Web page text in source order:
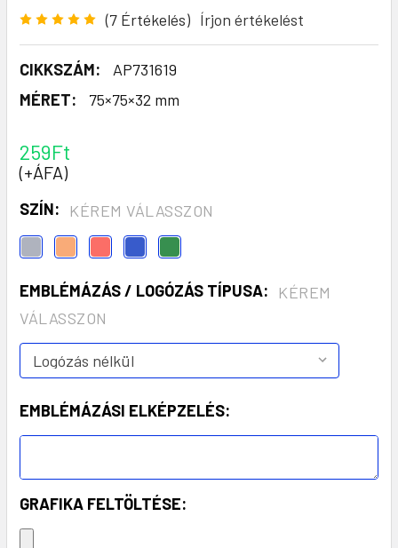
(7 Értékelés) Írjon értékelést
CIKKSZÁM:
AP731619
MÉRET:
75×75×32 mm
259Ft
(+ÁFA)
SZÍN: KÉREM VÁLASSZON
EMBLÉMÁZÁS / LOGÓZÁS TÍPUSA:
KÉREM
VÁLASSZON
EMBLÉMÁZÁSI ELKÉPZELÉS:
GRAFIKA FELTÖLTÉSE: